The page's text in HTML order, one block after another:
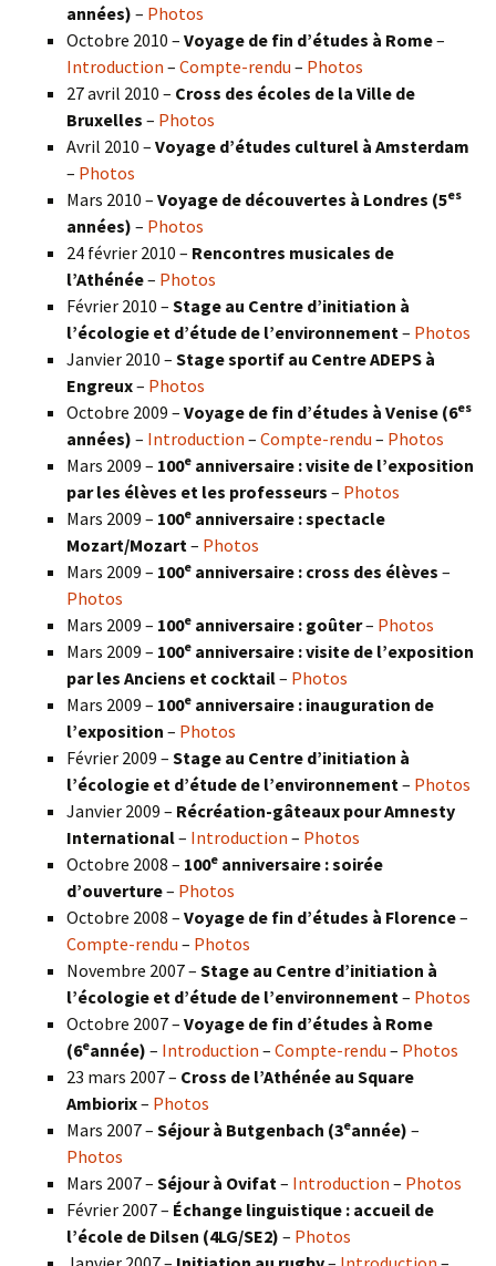
années) – Photos
Octobre 2010 – Voyage de fin d’études à Rome–
Introduction – Compte-rendu – Photos
27 avril 2010 – Cross des écoles de la Ville de
Bruxelles – Photos
Avril 2010 – Voyage d’études culturel à Amsterdam
– Photos
Mars 2010 – Voyage de découvertes à Londres (5es
années) – Photos
24 février 2010 – Rencontres musicales de
l’Athénée– Photos
Février 2010 – Stage au Centre d’initiation à
l’écologie et d’étude de l’environnement – Photos
Janvier 2010 – Stage sportif au Centre ADEPS à
Engreux– Photos
Octobre 2009 – Voyage de fin d’études à Venise (6es
années) – Introduction – Compte-rendu – Photos
Mars 2009 – 100e anniversaire : visite de l’exposition
par les élèves et les professeurs – Photos
Mars 2009 – 100e anniversaire : spectacle
Mozart/Mozart – Photos
Mars 2009 – 100e anniversaire : cross des élèves –
Photos
Mars 2009 – 100e anniversaire : goûter– Photos
Mars 2009 – 100e anniversaire : visite de l’exposition
par les Anciens et cocktail– Photos
Mars 2009 – 100e anniversaire : inauguration de
l’exposition – Photos
Février 2009 – Stage au Centre d’initiation à
l’écologie et d’étude de l’environnement – Photos
Janvier 2009 – Récréation-gâteaux pour Amnesty
International– Introduction – Photos
Octobre 2008 – 100e anniversaire : soirée
d’ouverture– Photos
Octobre 2008 – Voyage de fin d’études à Florence–
Compte-rendu – Photos
Novembre 2007 – Stage au Centre d’initiation à
l’écologie et d’étude de l’environnement – Photos
Octobre 2007 – Voyage de fin d’études à Rome
(6eannée) – Introduction – Compte-rendu – Photos
23 mars 2007 – Cross de l’Athénée au Square
Ambiorix– Photos
Mars 2007 – Séjour à Butgenbach (3eannée) –
Photos
Mars 2007 – Séjour à Ovifat – Introduction – Photos
Février 2007 – Échange linguistique : accueil de
l’école de Dilsen (4LG/SE2) – Photos